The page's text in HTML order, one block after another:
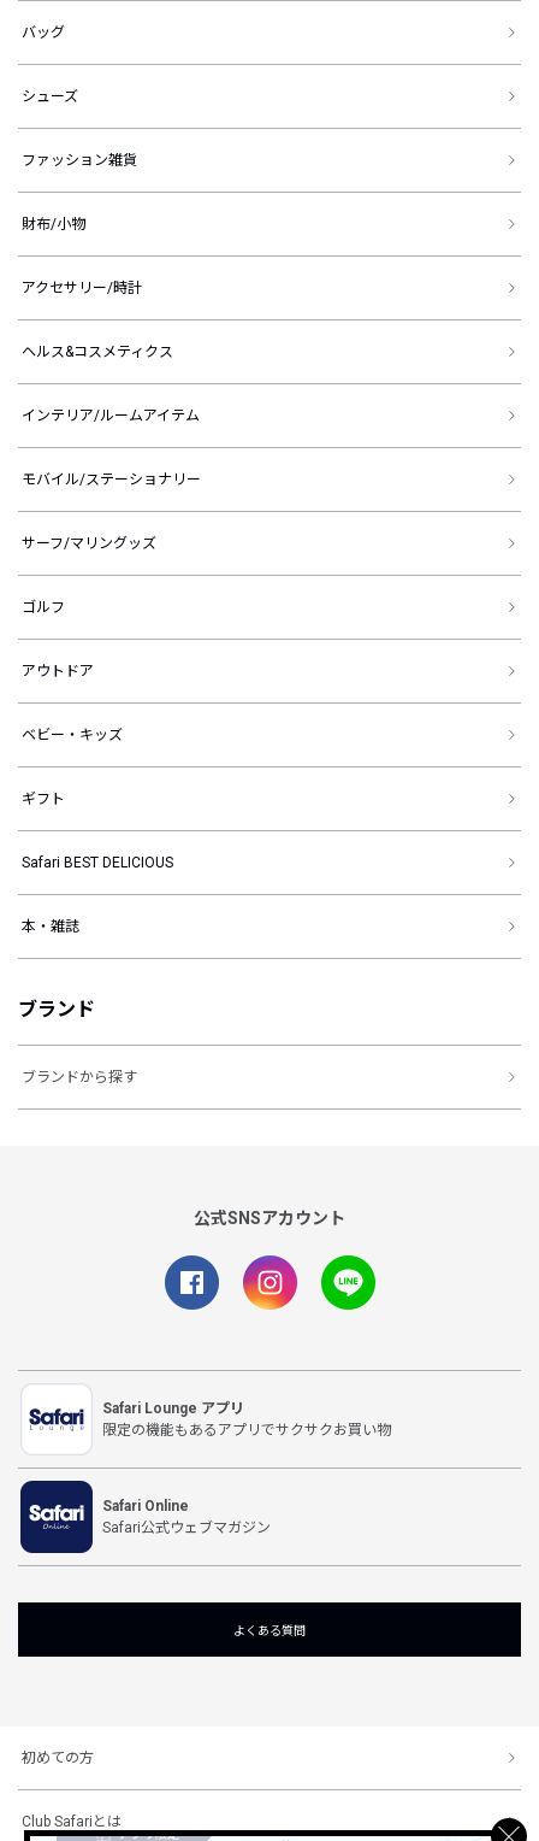
バッグ
シューズ
ファッション雑貨
財布/小物
アクセサリー/時計
ヘルス&コスメティクス
インテリア/ルームアイテム
モバイル/ステーショナリー
サーフ/マリングッズ
ゴルフ
アウトドア
ベビー・キッズ
ギフト
Safari BEST DELICIOUS
本・雑誌
ブランド
ブランドから探す
公式SNSアカウント
Safari Lounge アプリ
限定の機能もあるアプリでサクサクお買い物
Safari Online
Safari公式ウェブマガジン
よくある質問
初めての方
Club Safariとは